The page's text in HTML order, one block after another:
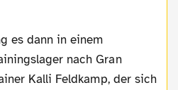
nach Gran
Kalli Feldkamp, der sich